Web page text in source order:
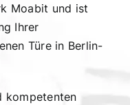
Moabit und ist
Ihrer
Türe in Berlin-
kompetenten